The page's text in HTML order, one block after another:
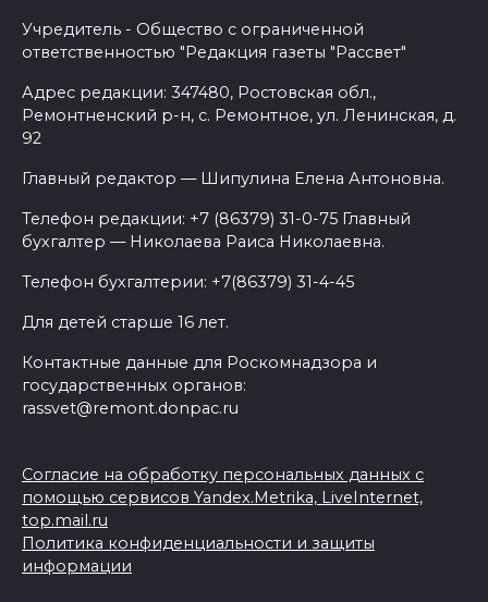
Учредитель - Общество с ограниченной
ответственностью "Редакция газеты "Рассвет"
Адрес редакции: 347480, Ростовская обл.,
Ремонтненский р-н, с. Ремонтное, ул. Ленинская, д.
92
Главный редактор — Шипулина Елена Антоновна.
Телефон редакции: +7 (86379) 31-0-75 Главный
бухгалтер — Николаева Раиса Николаевна.
Телефон бухгалтерии: +7(86379) 31-4-45
Для детей старше 16 лет.
Контактные данные для Роскомнадзора и
государственных органов:
rassvet@remont.donpac.ru
Согласие на обработку персональных данных с
помощью сервисов Yandex.Metrika, LiveInternet,
top.mail.ru
Политика конфиденциальности и защиты
информации